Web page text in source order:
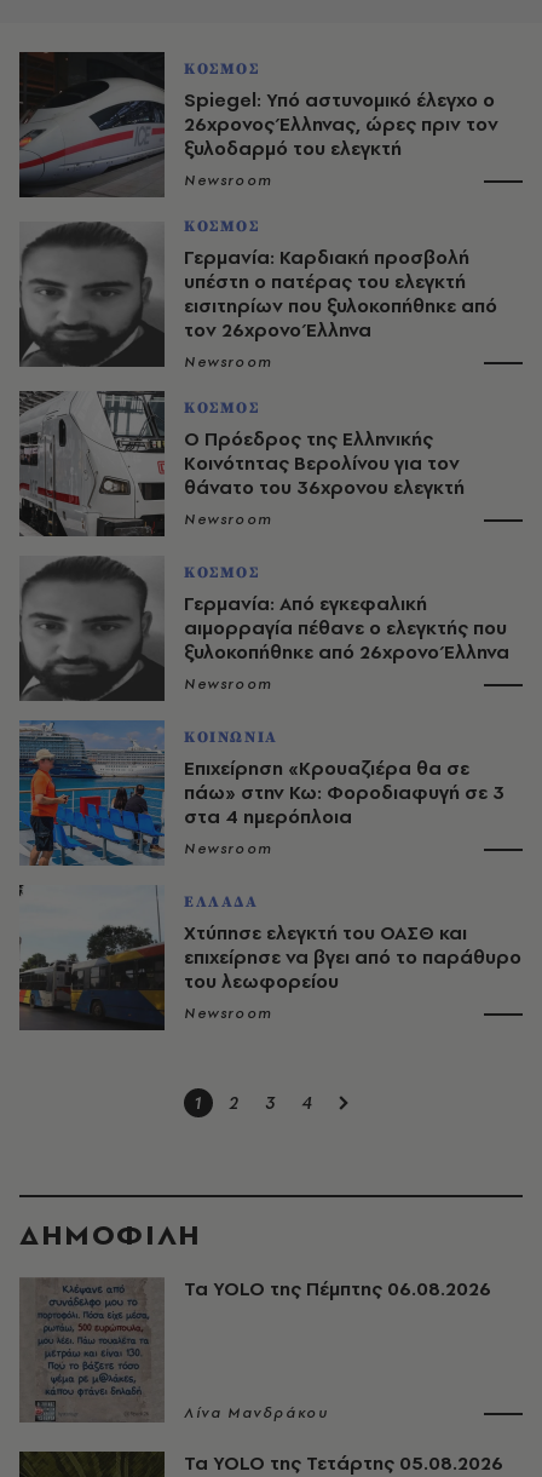
ΚΟΣΜΟΣ
Spiegel: Υπό αστυνομικό έλεγχο ο
26χρονος Έλληνας, ώρες πριν τον
ξυλοδαρμό του ελεγκτή
Newsroom
ΚΟΣΜΟΣ
Γερμανία: Καρδιακή προσβολή
υπέστη ο πατέρας του ελεγκτή
εισιτηρίων που ξυλοκοπήθηκε από
τον 26χρονο Έλληνα
Newsroom
ΚΟΣΜΟΣ
O Πρόεδρος της Ελληνικής
Κοινότητας Βερολίνου για τον
θάνατο του 36χρονου ελεγκτή
Newsroom
ΚΟΣΜΟΣ
Γερμανία: Από εγκεφαλική
αιμορραγία πέθανε ο ελεγκτής που
ξυλοκοπήθηκε από 26χρονο Έλληνα
Newsroom
ΚΟΙΝΩΝΙΑ
Επιχείρηση «Κρουαζιέρα θα σε
πάω» στην Κω: Φοροδιαφυγή σε 3
στα 4 ημερόπλοια
Newsroom
ΕΛΛΑΔΑ
Χτύπησε ελεγκτή του ΟΑΣΘ και
επιχείρησε να βγει από το παράθυρο
του λεωφορείου
Newsroom
1 2 3 4
ΔΗΜΟΦΙΛΗ
Τα YOLO της Πέμπτης 06.08.2026
Λίνα Μανδράκου
Τα YOLO της Τετάρτης 05.08.2026